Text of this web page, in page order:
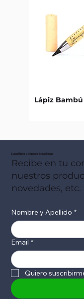
Lápiz
Suscribete a Nuestro Newsletter
Recibe en tu
nuestros
novedades, etc.
Nombre y Apellido *
Email *
Quiero